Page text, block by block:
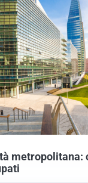
metropolitana: